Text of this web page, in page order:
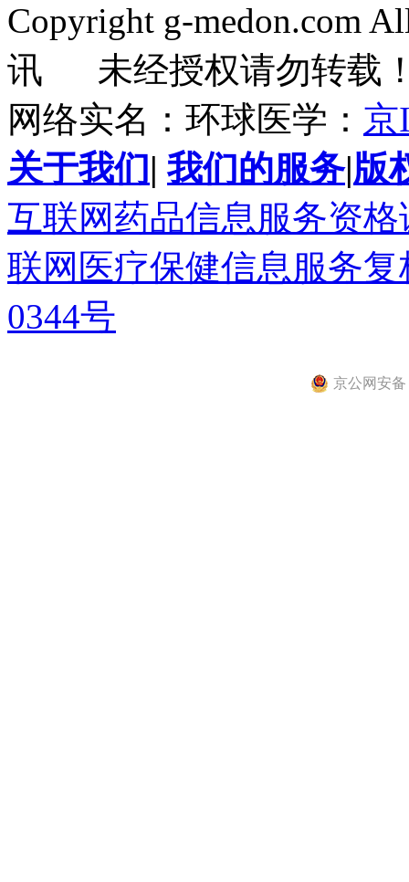
Copyright g-medon.com
讯 未经授权请勿转载
网络实名：环球医学： 京
关于我们 | 我们的服务|版
互联网药品信息服务资
联网医疗保健信息服务
0344号
京公网安备